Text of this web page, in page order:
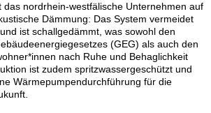
das nordrhein-westfälische Unternehmen auf
Dämmung: Das System vermeidet
ist schallgedämmt, was sowohl den
(GEG) als auch den
nach Ruhe und Behaglichkeit
ist zudem spritzwassergeschützt und
Wärmepumpendurchführung für die